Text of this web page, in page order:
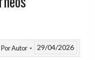
PorAutor 29/04/2026